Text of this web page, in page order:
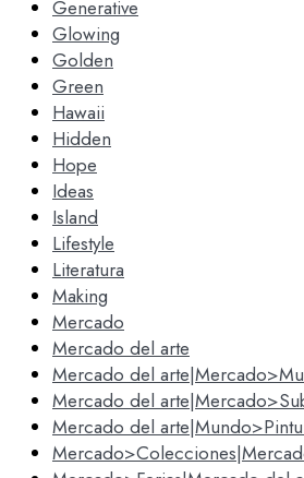
Generative
Glowing
Golden
Green
Hawaii
Hidden
Hope
Ideas
Island
Lifestyle
Literatura
Making
Mercado
Mercado del arte
Mercado del
Mercado del
Mercado del